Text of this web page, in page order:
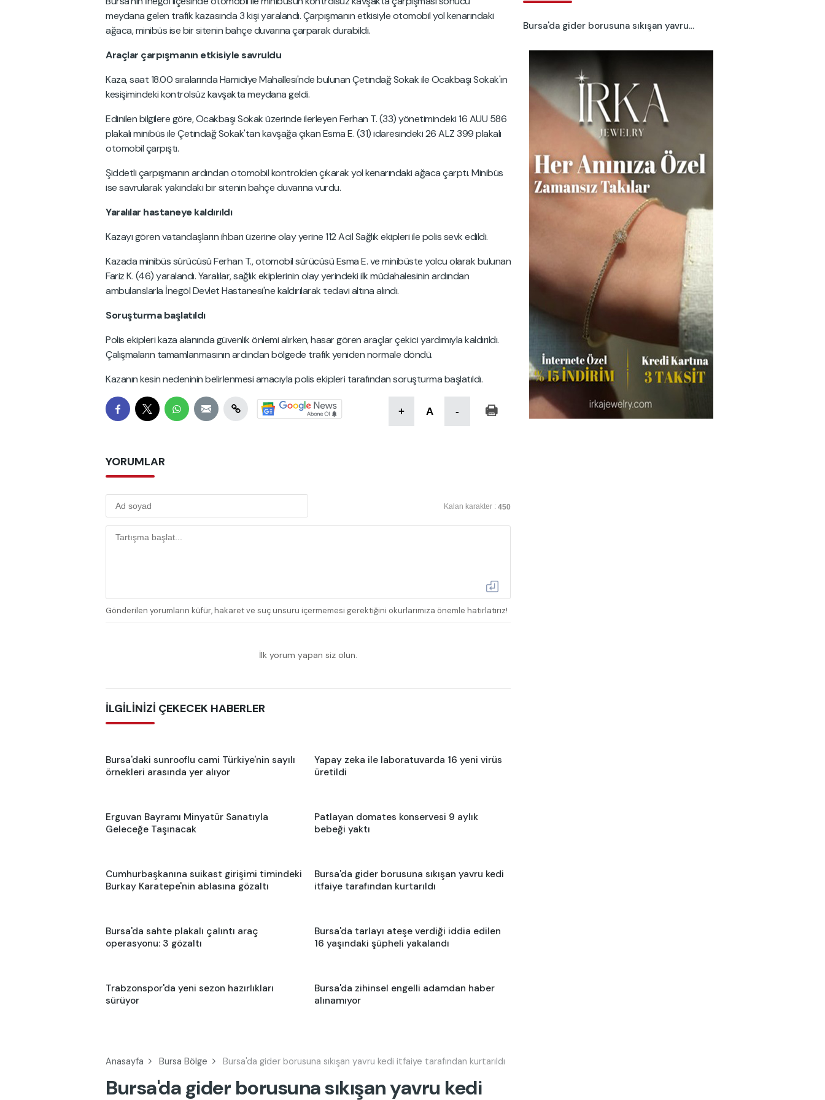
meydana gelen trafik kazasında 3 kişi yaralandı. Çarpışmanın etkisiyle otomobil yol kenarındaki
ağaca, minibüs ise bir sitenin bahçe duvarına çarparak durabildi.
Araçlar çarpışmanın etkisiyle savruldu
Kaza, saat 18.00 sıralarında Hamidiye Mahallesi'nde bulunan Çetindağ Sokak ile Ocakbaşı Sokak'ın
kesişimindeki kontrolsüz kavşakta meydana geldi.
Edinilen bilgilere göre, Ocakbaşı Sokak üzerinde ilerleyen Ferhan T. (33) yönetimindeki 16 AUU 586
plakalı minibüs ile Çetindağ Sokak'tan kavşağa çıkan Esma E. (31) idaresindeki 26 ALZ 399 plakalı
otomobil çarpıştı.
Şiddetli çarpışmanın ardından otomobil kontrolden çıkarak yol kenarındaki ağaca çarptı. Minibüs
ise savrularak yakındaki bir sitenin bahçe duvarına vurdu.
Yaralılar hastaneye kaldırıldı
Kazayı gören vatandaşların ihbarı üzerine olay yerine 112 Acil Sağlık ekipleri ile polis sevk edildi.
Kazada minibüs sürücüsü Ferhan T., otomobil sürücüsü Esma E. ve minibüste yolcu olarak bulunan
Fariz K. (46) yaralandı. Yaralılar, sağlık ekiplerinin olay yerindeki ilk müdahalesinin ardından
ambulanslarla İnegöl Devlet Hastanesi'ne kaldırılarak tedavi altına alındı.
Soruşturma başlatıldı
Polis ekipleri kaza alanında güvenlik önlemi alırken, hasar gören araçlar çekici yardımıyla kaldırıldı.
Çalışmaların tamamlanmasının ardından bölgede trafik yeniden normale döndü.
Kazanın kesin nedeninin belirlenmesi amacıyla polis ekipleri tarafından soruşturma başlatıldı.
+ A -
YORUMLAR
Kalan karakter : 450
Gönderilen yorumların küfür, hakaret ve suç unsuru içermemesi gerektiğini okurlarımıza önemle hatırlatırız!
İlk yorum yapan siz olun.
İLGİLİNİZİ ÇEKECEK HABERLER
Bursa'daki sunrooflu cami Türkiye'nin sayılı
örnekleri arasında yer alıyor
Yapay zeka ile laboratuvarda 16 yeni virüs
üretildi
Erguvan Bayramı Minyatür Sanatıyla
Geleceğe Taşınacak
Patlayan domates konservesi 9 aylık
bebeği yaktı
Cumhurbaşkanına suikast girişimi timindeki
Burkay Karatepe'nin ablasına gözaltı
Bursa'da gider borusuna sıkışan yavru kedi
itfaiye tarafından kurtarıldı
Bursa'da sahte plakalı çalıntı araç
operasyonu: 3 gözaltı
Bursa'da tarlayı ateşe verdiği iddia edilen
16 yaşındaki şüpheli yakalandı
Trabzonspor'da yeni sezon hazırlıkları
sürüyor
Bursa'da zihinsel engelli adamdan haber
alınamıyor
Bursa'da gider borusuna sıkışan yavru...
Anasayfa Bursa Bölge Bursa'da gider borusuna sıkışan yavru kedi itfaiye tarafından kurtarıldı
Bursa'da gider borusuna sıkışan yavru kedi